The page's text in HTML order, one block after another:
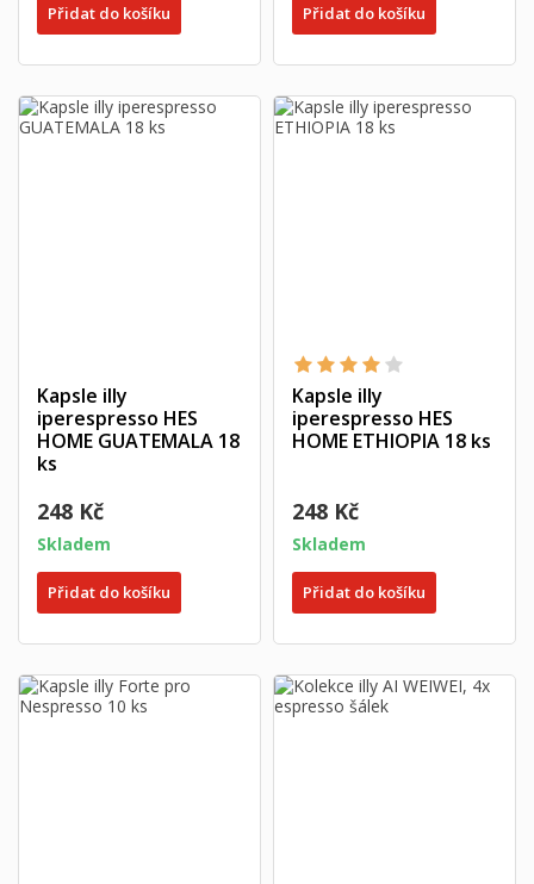
Přidat do košíku Přidat do košíku
Kapsle illy
iperespresso HES
HOME GUATEMALA 18
ks
248 Kč
Skladem
Přidat do košíku
Kapsle illy
iperespresso HES
HOME ETHIOPIA 18 ks
248 Kč
Skladem
Přidat do košíku